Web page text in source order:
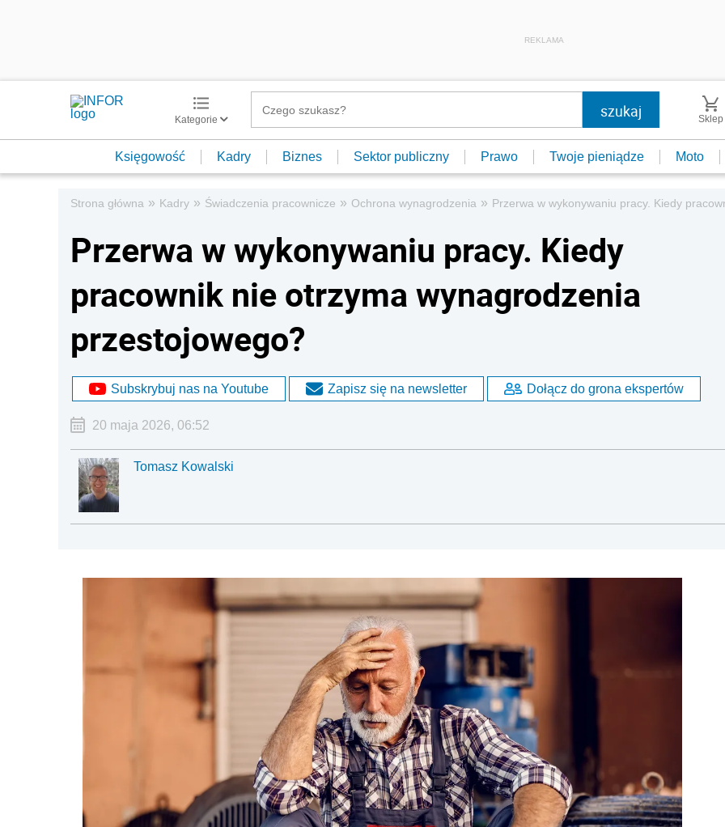
REKLAMA
Kategorie Sklep
Księgowość Kadry Biznes Sektor publiczny Prawo Twoje pieniądze Moto
Strona główna » Kadry » Świadczenia pracownicze » Ochrona wynagrodzenia » Przerwa w wykonywaniu pracy. Kiedy
Przerwa w wykonywaniu pracy. Kiedy
pracownik nie otrzyma wynagrodzenia
przestojowego?
Subskrybuj nas na Youtube Zapisz się na newsletter Dołącz do grona ekspertów
20 maja 2026, 06:52
Tomasz Kowalski